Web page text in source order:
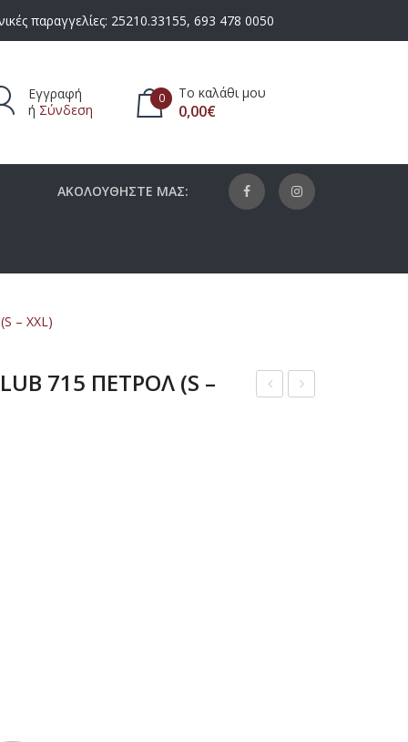
παραγγελίες: 25210.33155, 693 478 0050
Εγγραφή
ή Σύνδεση
0 Το καλάθι μου
0,00€
ΑΚΟΛΟΥΘΗΣΤΕ ΜΑΣ:
– XXL)
715 ΠΕΤΡΟΛ (S –